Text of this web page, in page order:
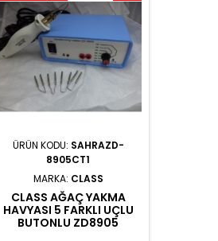
ÜRÜN KODU: SAHRAZD-
8905CT1
MARKA: CLASS
CLASS AĞAÇ YAKMA
HAVYASI 5 FARKLI UÇLU
BUTONLU ZD8905